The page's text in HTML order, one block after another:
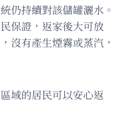
仍持續對該儲罐灑水。
保證，返家後大可放
沒有產生煙霧或蒸汽，
域的居民可以安心返